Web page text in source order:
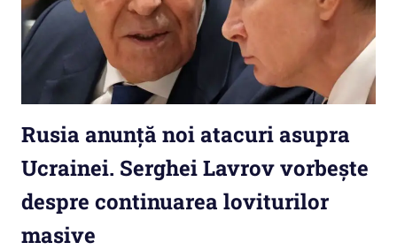
Rusia anunță noi atacuri asupra
Ucrainei. Serghei Lavrov vorbește
despre continuarea loviturilor
masive